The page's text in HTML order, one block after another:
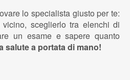
lo specialista giusto per te:
sceglierlo tra elenchi di
un esame e sapere quanto
salute a portata di mano!